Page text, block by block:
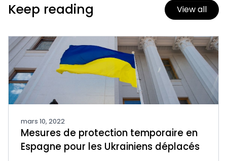
Keep reading View all
mars 10, 2022
Mesures de protection temporaire en
Espagne pour les Ukrainiens déplacés